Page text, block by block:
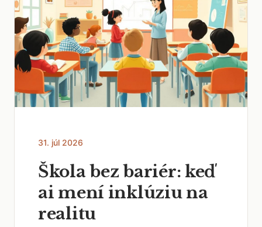
31. júl 2026
Škola bez bariér: keď
ai mení inklúziu na
realitu